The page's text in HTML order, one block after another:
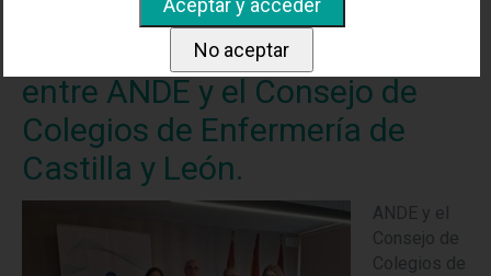
Convenio de Colaboración
entre ANDE y el Consejo de
Colegios de Enfermería de
Castilla y León.
ANDE y el
Consejo de
Colegios de